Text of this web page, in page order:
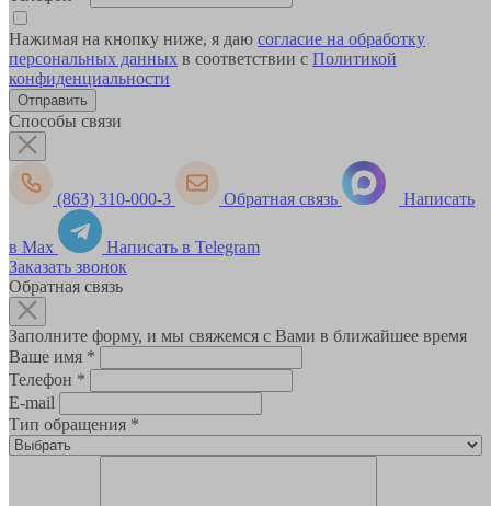
Нажимая на кнопку ниже, я даю согласие на обработку
персональных данных в соответствии с Политикой
конфиденциальности
Способы связи
(863) 310-000-3 Обратная связь Написать
в Max
Написать в Telegram
Заказать звонок
Обратная связь
Заполните форму, и мы свяжемся с Вами в ближайшее время
Ваше имя *
Телефон *
E-mail
Тип обращения *